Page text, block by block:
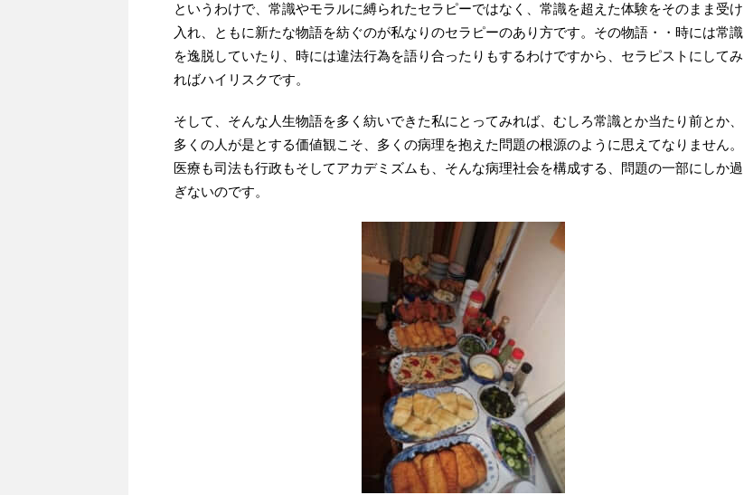
というわけで、常識やモラルに縛られたセラピーではなく、常識を超えた体験をそのまま受け
入れ、ともに新たな物語を紡ぐのが私なりのセラピーのあり方です。その物語・・時には常識
を逸脱していたり、時には違法行為を語り合ったりもするわけですから、セラピストにしてみ
ればハイリスクです。
そして、そんな人生物語を多く紡いできた私にとってみれば、むしろ常識とか当たり前とか、
多くの人が是とする価値観こそ、多くの病理を抱えた問題の根源のように思えてなりません。
医療も司法も行政もそしてアカデミズムも、そんな病理社会を構成する、問題の一部にしか過
ぎないのです。